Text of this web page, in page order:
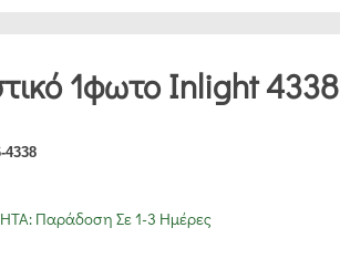
1φωτο Inlight 4338
4338
Παράδοση Σε 1-3 Ημέρες